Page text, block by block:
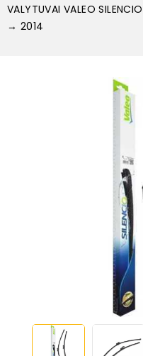
VALYTUVAI VALEO
→ 2014